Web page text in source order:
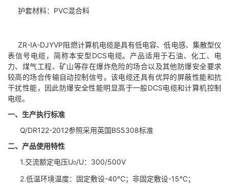
护套材料：PVC混合料
ZR-IA-DJYVP阻燃计算机电缆是具有低电容、低电感、集散型仪
表信号电缆，简称本安型DCS电缆。产品适用于石油、化工、电
力、煤气工程、矿山等存在爆炸危险的场合以及其他防爆安全要求
较高的场合传输自动控制信号。该电缆还具有优异的屏蔽性能和抗
干扰性能，因此防爆安全性能明显高于一般DCS电缆和计算机控制
电缆。
一、生产执行标准
Q/DR122-2012参照采用英国BS5308标准
二、产品使用特性
1.交流额定电压U0/U：300/500V
2.低温环境温度：固定敷设-40℃；非固定敷设-15℃；